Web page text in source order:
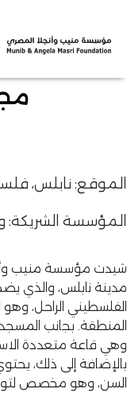
نابلس،
الشريكة:
مؤسسة منيب
نابلس، والذي يضم
الراحل، وهو
بجانب المسجد،
قاعة متعددة
إلى ذلك، يحتوي
وهو مخصص